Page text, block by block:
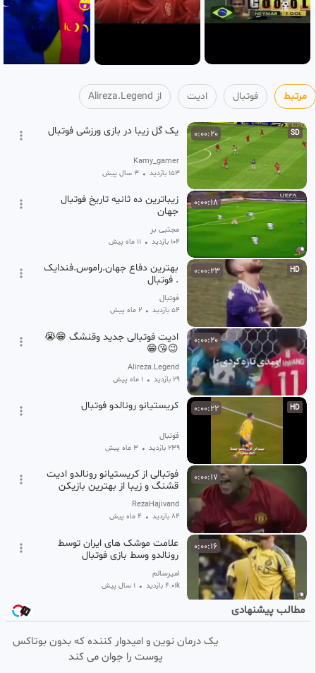
مرتبط فوتبال ادیت از Alireza.Legend
SD
0:00:20 یک گل زیبا در بازی ورزشی فوتبال
Kamy_gamer
153 بازدید • 3 سال پیش
0:00:18
زیباترین ده ثانیه تاریخ فوتبال
جهان
مجتبی بر
104 بازدید • 11 ماه پیش
HD
0:00:23
بهترین دفاع جهان.راموس.فندایک
. فوتبال
فوتبال
54 بازدید • 2 ماه پیش
0:00:20
ادیت فوتبالی جدید وقنشگ 😁😭
😉😘😁
Alireza.Legend
29 بازدید • 1 ماه پیش
HD
0:00:22 کریستیانو رونالدو فوتبال
فوتبال
239 بازدید • 3 ماه پیش
0:00:17
فوتبالی از کریستیانو رونالدو ادیت
قشنگ و زیبا از بهترین بازیکن
فوتبال جهان
RezaHajivand
84 بازدید • 4 ماه پیش
0:00:16
علامت موشک های ایران توسط
رونالدو وسط بازی فوتبال
امیرسالم
4.01k بازدید • 1 سال پیش
رونالدو جدید
هلو
• 4 ماه پیش
مطالب پیشنهادی
یک درمان نوین و امیدوار کننده که بدون بوتاکس
پوست را جوان می کند